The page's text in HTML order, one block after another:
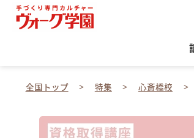
全国トップ 特集 心斎橋校